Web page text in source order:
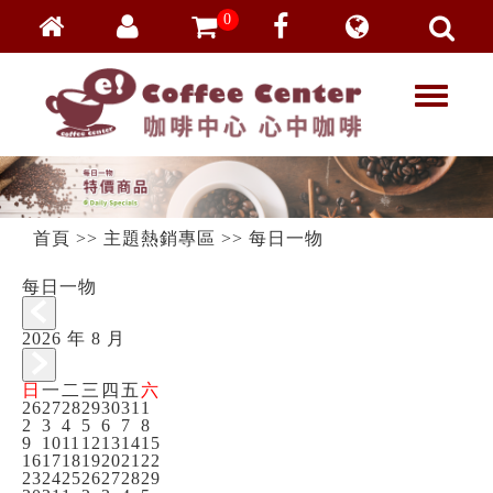
會員登入
忘記密碼
加入會員
VIP登入
VIP申請
0
繁體中文
T
o
l
e
a
首頁 >> 主題熱銷專區 >> 每日一物
每日一物
2026 年 8 月
日 一 二 三 四 五 六
262728293031 1
2
3 4 5 6 7 8
9
1011 12131415
161718192021 22
23242526272829